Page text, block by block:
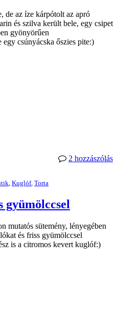
de az íze kárpótolt az apró
és szilva került bele, egy csipet
gyönyörűen
csúnyácska őszies pite:)
2 hozzászólás
, Kuglóf, Torta
gyümölccsel
mutatós sütemény, lényegében
és friss gyümölccsel
is a citromos kevert kuglóf:)